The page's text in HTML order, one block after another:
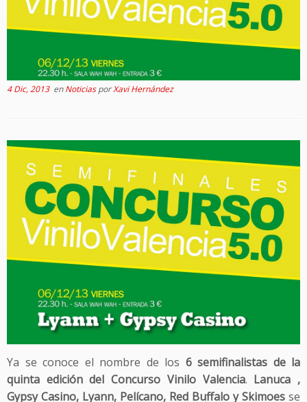
4 Dic, 2013enNoticiasporXavi Hernández
Ya se conoce el nombre de los 6 semifinalistas de la
quinta edición del Concurso Vinilo Valencia. Lanuca ,
Gypsy Casino, Lyann, Pelícano, Red Buffalo y Skimoes se